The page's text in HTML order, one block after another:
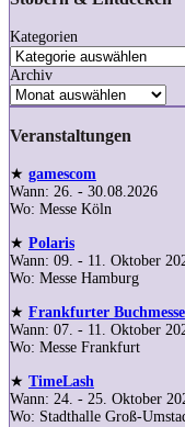
Kategorien
Archiv
Veranstaltungen
★ gamescom
Wann: 26. - 30.08.2026
Wo: Messe Köln
★ Polaris
Wann: 09. - 11. Oktober
Wo: Messe Hamburg
★ Frankfurter Buchmesse
Wann: 07. - 11. Oktober
Wo: Messe Frankfurt
★ TimeLash
Wann: 24. - 25. Oktober
Wo: Stadthalle Groß-